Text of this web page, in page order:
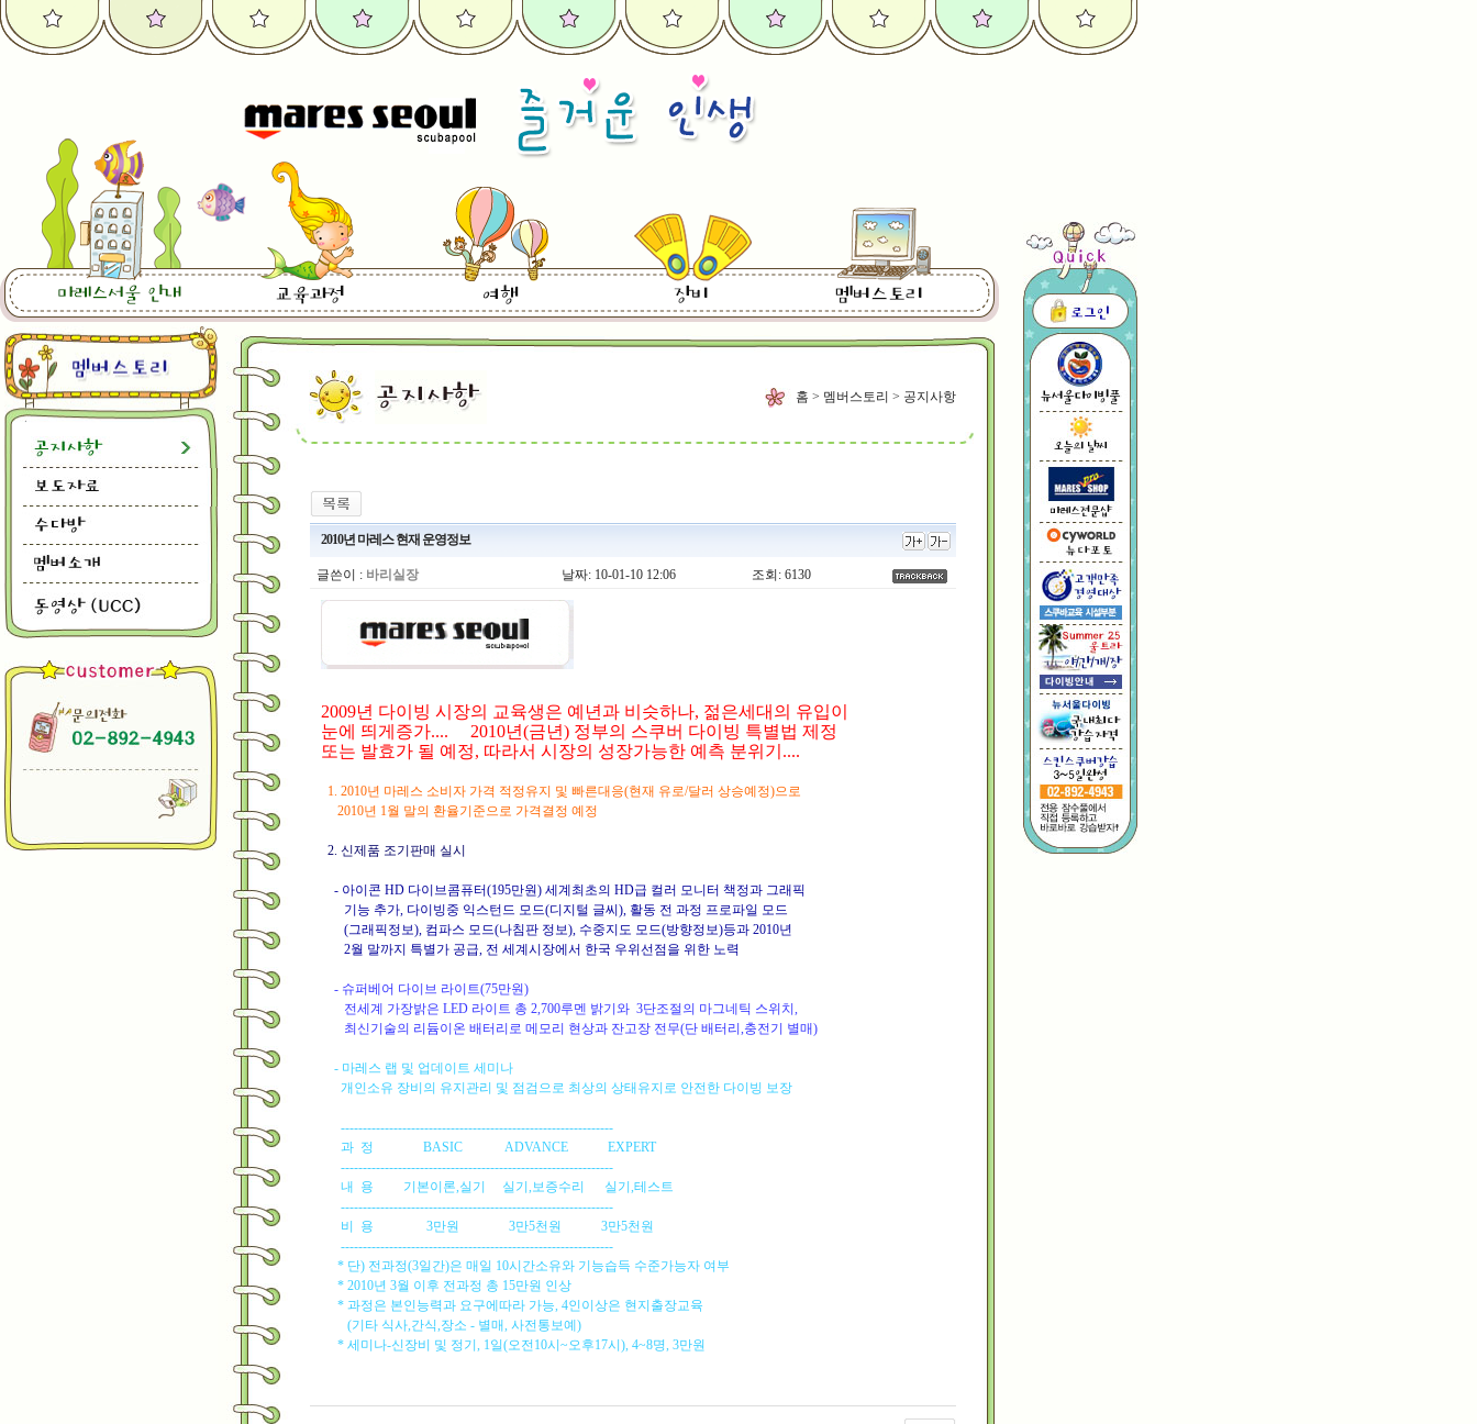
홈 > 멤버스토리 > 공지사항
2010년 마레스 현재 운영정보
글쓴이 : 바리실장 날짜: 10-01-10 12:06 조회: 6130
2009년 다이빙 시장의 교육생은 예년과 비슷하나, 젊은세대의 유입이
눈에 띄게증가.... 2010년(금년) 정부의 스쿠버 다이빙 특별법 제정
또는 발효가 될 예정, 따라서 시장의 성장가능한 예측 분위기....
1. 2010년 마레스 소비자 가격 적정유지 및 빠른대응(현재 유로/달러 상승예정)으로
2010년 1월 말의 환율기준으로 가격결정 예정
2. 신제품 조기판매 실시
- 아이콘 HD 다이브콤퓨터(195만원) 세계최초의 HD급 컬러 모니터 책정과 그래픽
기능 추가, 다이빙중 익스턴드 모드(디지털 글씨), 활동 전 과정 프로파일 모드
(그래픽정보), 컴파스 모드(나침판 정보), 수중지도 모드(방향정보)등과 2010년
2월 말까지 특별가 공급, 전 세계시장에서 한국 우위선점을 위한 노력
- 슈퍼베어 다이브 라이트(75만원)
전세계 가장밝은 LED 라이트 총 2,700루멘 밝기와 3단조절의 마그네틱 스위치,
최신기술의 리듐이온 배터리로 메모리 현상과 잔고장 전무(단 배터리,충전기 별매)
- 마레스 랩 및 업데이트 세미나
개인소유 장비의 유지관리 및 점검으로 최상의 상태유지로 안전한 다이빙 보장
--------------------------------------------------------------
과 정 BASIC ADVANCE EXPERT
--------------------------------------------------------------
내 용 기본이론,실기 실기,보증수리 실기,테스트
--------------------------------------------------------------
비 용 3만원 3만5천원 3만5천원
--------------------------------------------------------------
* 단) 전과정(3일간)은 매일 10시간소유와 기능습득 수준가능자 여부
* 2010년 3월 이후 전과정 총 15만원 인상
* 과정은 본인능력과 요구에따라 가능, 4인이상은 현지출장교육
(기타 식사,간식,장소 - 별매, 사전통보예)
* 세미나-신장비 및 정기, 1일(오전10시~오후17시), 4~8명, 3만원